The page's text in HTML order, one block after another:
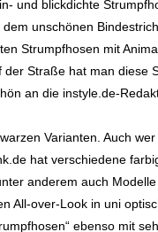
und blickdichte
unschönen
Strumpfhosen mit
Straße hat man diese
an die instyle.de-
Varianten. Auch
hat verschiedene
anderem auch
All-over-Look in uni
ebenso mit